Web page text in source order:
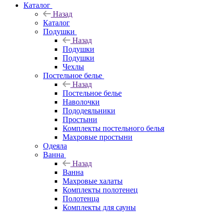
Каталог
Назад
Каталог
Подушки
Назад
Подушки
Подушки
Чехлы
Постельное белье
Назад
Постельное белье
Наволочки
Пододеяльники
Простыни
Комплекты постельного белья
Махровые простыни
Одеяла
Ванна
Назад
Ванна
Махровые халаты
Комплекты полотенец
Полотенца
Комплекты для сауны